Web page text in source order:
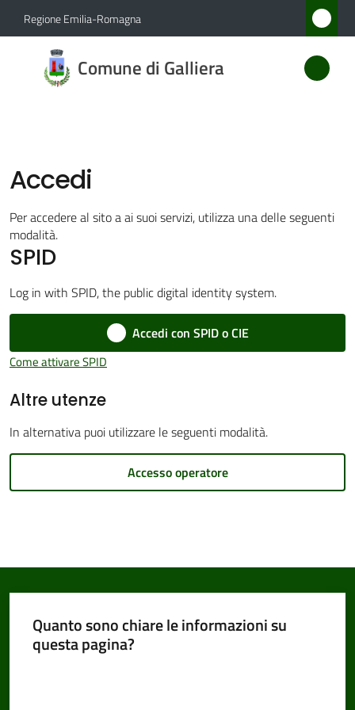
Vai al contenuto
Vai alla navigazione
Vai al footer
Regione Emilia-Romagna
Comune di Galliera
Comune
di
Amministrazione
Novità
Servizi
Amministrazione
Trasparente
Menu selezionato
Accedi
Per accedere al sito a ai suoi servizi, utilizza una delle seguenti
modalità.
SPID
Log in with SPID, the public digital identity system.
Accedi con SPID o CIE
Come attivare SPID
Altre utenze
In alternativa puoi utilizzare le seguenti modalità.
Accesso operatore
Quanto sono chiare le informazioni su
questa pagina?